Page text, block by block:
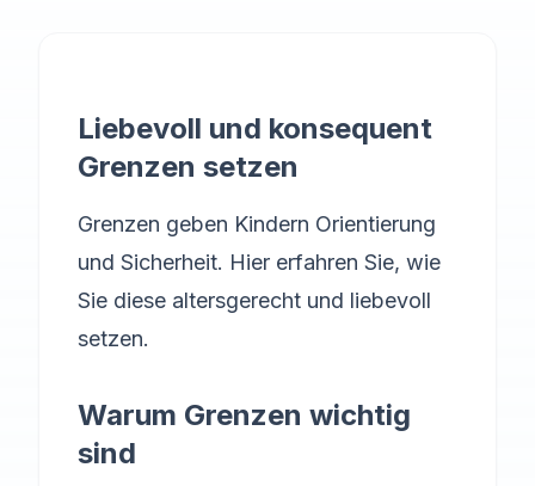
Liebevoll und konsequent
Grenzen setzen
Grenzen geben Kindern Orientierung
und Sicherheit. Hier erfahren Sie, wie
Sie diese altersgerecht und liebevoll
setzen.
Warum Grenzen wichtig
sind